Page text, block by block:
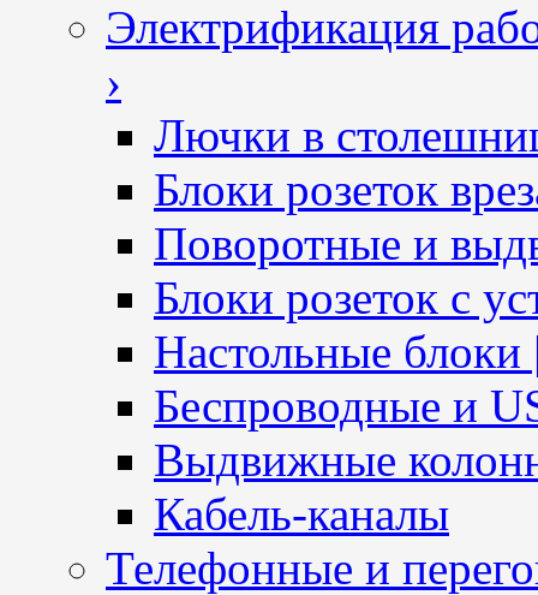
Электрификация
›
Лючки в
Блоки розеток
Поворотные и
Блоки розеток с
Настольные блоки
Беспроводные и
Выдвижные
Кабель-каналы
Телефонные и